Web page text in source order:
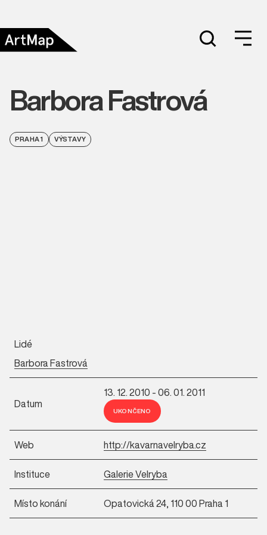
Barbora Fastrová
PRAHA 1 VÝSTAVY
Lidé
Barbora Fastrová
Datum
13. 12. 2010 - 06. 01. 2011
UKONČENO
Web http://kavarnavelryba.cz
Instituce Galerie Velryba
Místo konání Opatovická 24, 110 00 Praha 1